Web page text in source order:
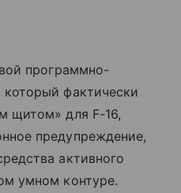
программно-
фактически
щитом» для F-16,
предупреждение,
активного
умном контуре.